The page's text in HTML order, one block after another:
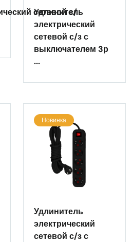
сетевой с/
Удлинитель
электрический
сетевой с/з с
выключателем 3р
...
Новинка
Удлинитель
электрический
сетевой с/з с